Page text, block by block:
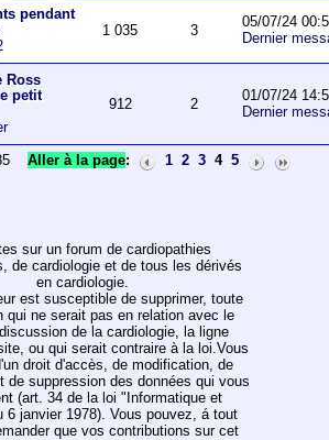
pendant
1 035 3
05/07/24
Dernier
Ross
petit
912 2
01/07/24
Dernier
Aller à la page: 1 2 3 4 5
sur un forum de cardiopathies
de cardiologie et de tous les dérivés
en cardiologie.
est susceptible de supprimer, toute
qui ne serait pas en relation avec le
de la cardiologie, la ligne
ou qui serait contraire à la loi.Vous
droit d'accès, de modification, de
de suppression des données qui vous
(art. 34 de la loi "Informatique et
6 janvier 1978). Vous pouvez, á tout
que vos contributions sur cet